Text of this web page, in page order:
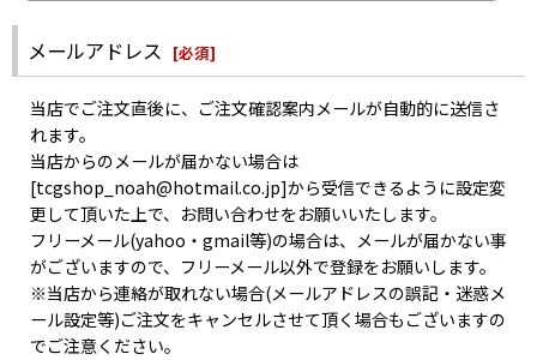
メールアドレス [必須]
当店でご注文直後に、ご注文確認案内メールが自動的に送信さ
れます。
当店からのメールが届かない場合は
[tcgshop_noah@hotmail.co.jp]から受信できるように設定変
更して頂いた上で、お問い合わせをお願いいたします。
フリーメール(yahoo・gmail等)の場合は、メールが届かない事
がございますので、フリーメール以外で登録をお願いします。
※当店から連絡が取れない場合(メールアドレスの誤記・迷惑メ
ール設定等)ご注文をキャンセルさせて頂く場合もございますの
でご注意ください。